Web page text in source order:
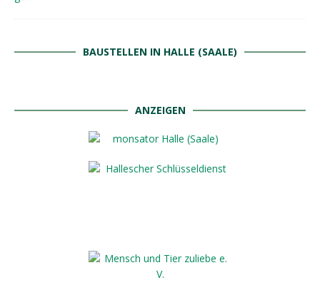
BAUSTELLEN IN HALLE (SAALE)
ANZEIGEN